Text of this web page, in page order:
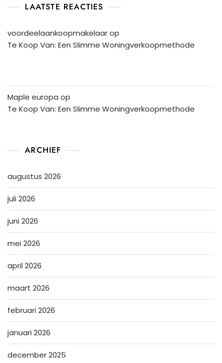
LAATSTE REACTIES
voordeelaankoopmakelaarop
Te Koop Van: Een Slimme Woningverkoopmethode
Maple europa op
Te Koop Van: Een Slimme Woningverkoopmethode
ARCHIEF
augustus 2026
juli 2026
juni 2026
mei 2026
april 2026
maart 2026
februari 2026
januari 2026
december 2025